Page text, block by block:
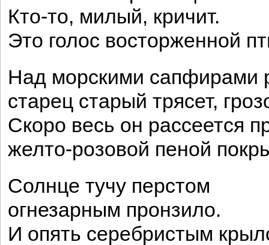
Кто-то, милый, кричит.
Это голос восторженной
Над морскими сапфирами
старец старый трясет,
Скоро весь он рассеется
желто-розовой пеной
Солнце тучу перстом
огнезарным пронзило.
И опять серебристым